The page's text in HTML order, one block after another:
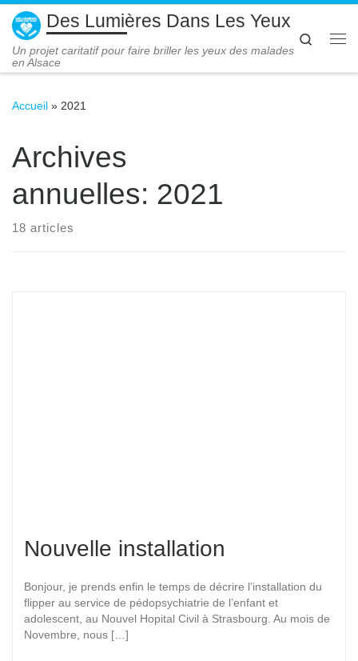
Passer au contenu
Des Lumières Dans Les Yeux
Un projet caritatif pour faire briller les yeux des malades
en Alsace
Search
Accueil » 2021
Archives
annuelles: 2021
18 articles
Nouvelle installation
Bonjour, je prends enfin le temps de décrire l’installation du
flipper au service de pédopsychiatrie de l’enfant et
adolescent, au Nouvel Hopital Civil à Strasbourg. Au mois de
Novembre, nous […]